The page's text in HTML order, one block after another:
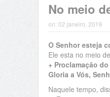
No meio
on: 02 janeiro, 2019
O Senhor esteja
Ele esta no meio
+ Proclamação
Gloria a Vós,
Naquele tempo,